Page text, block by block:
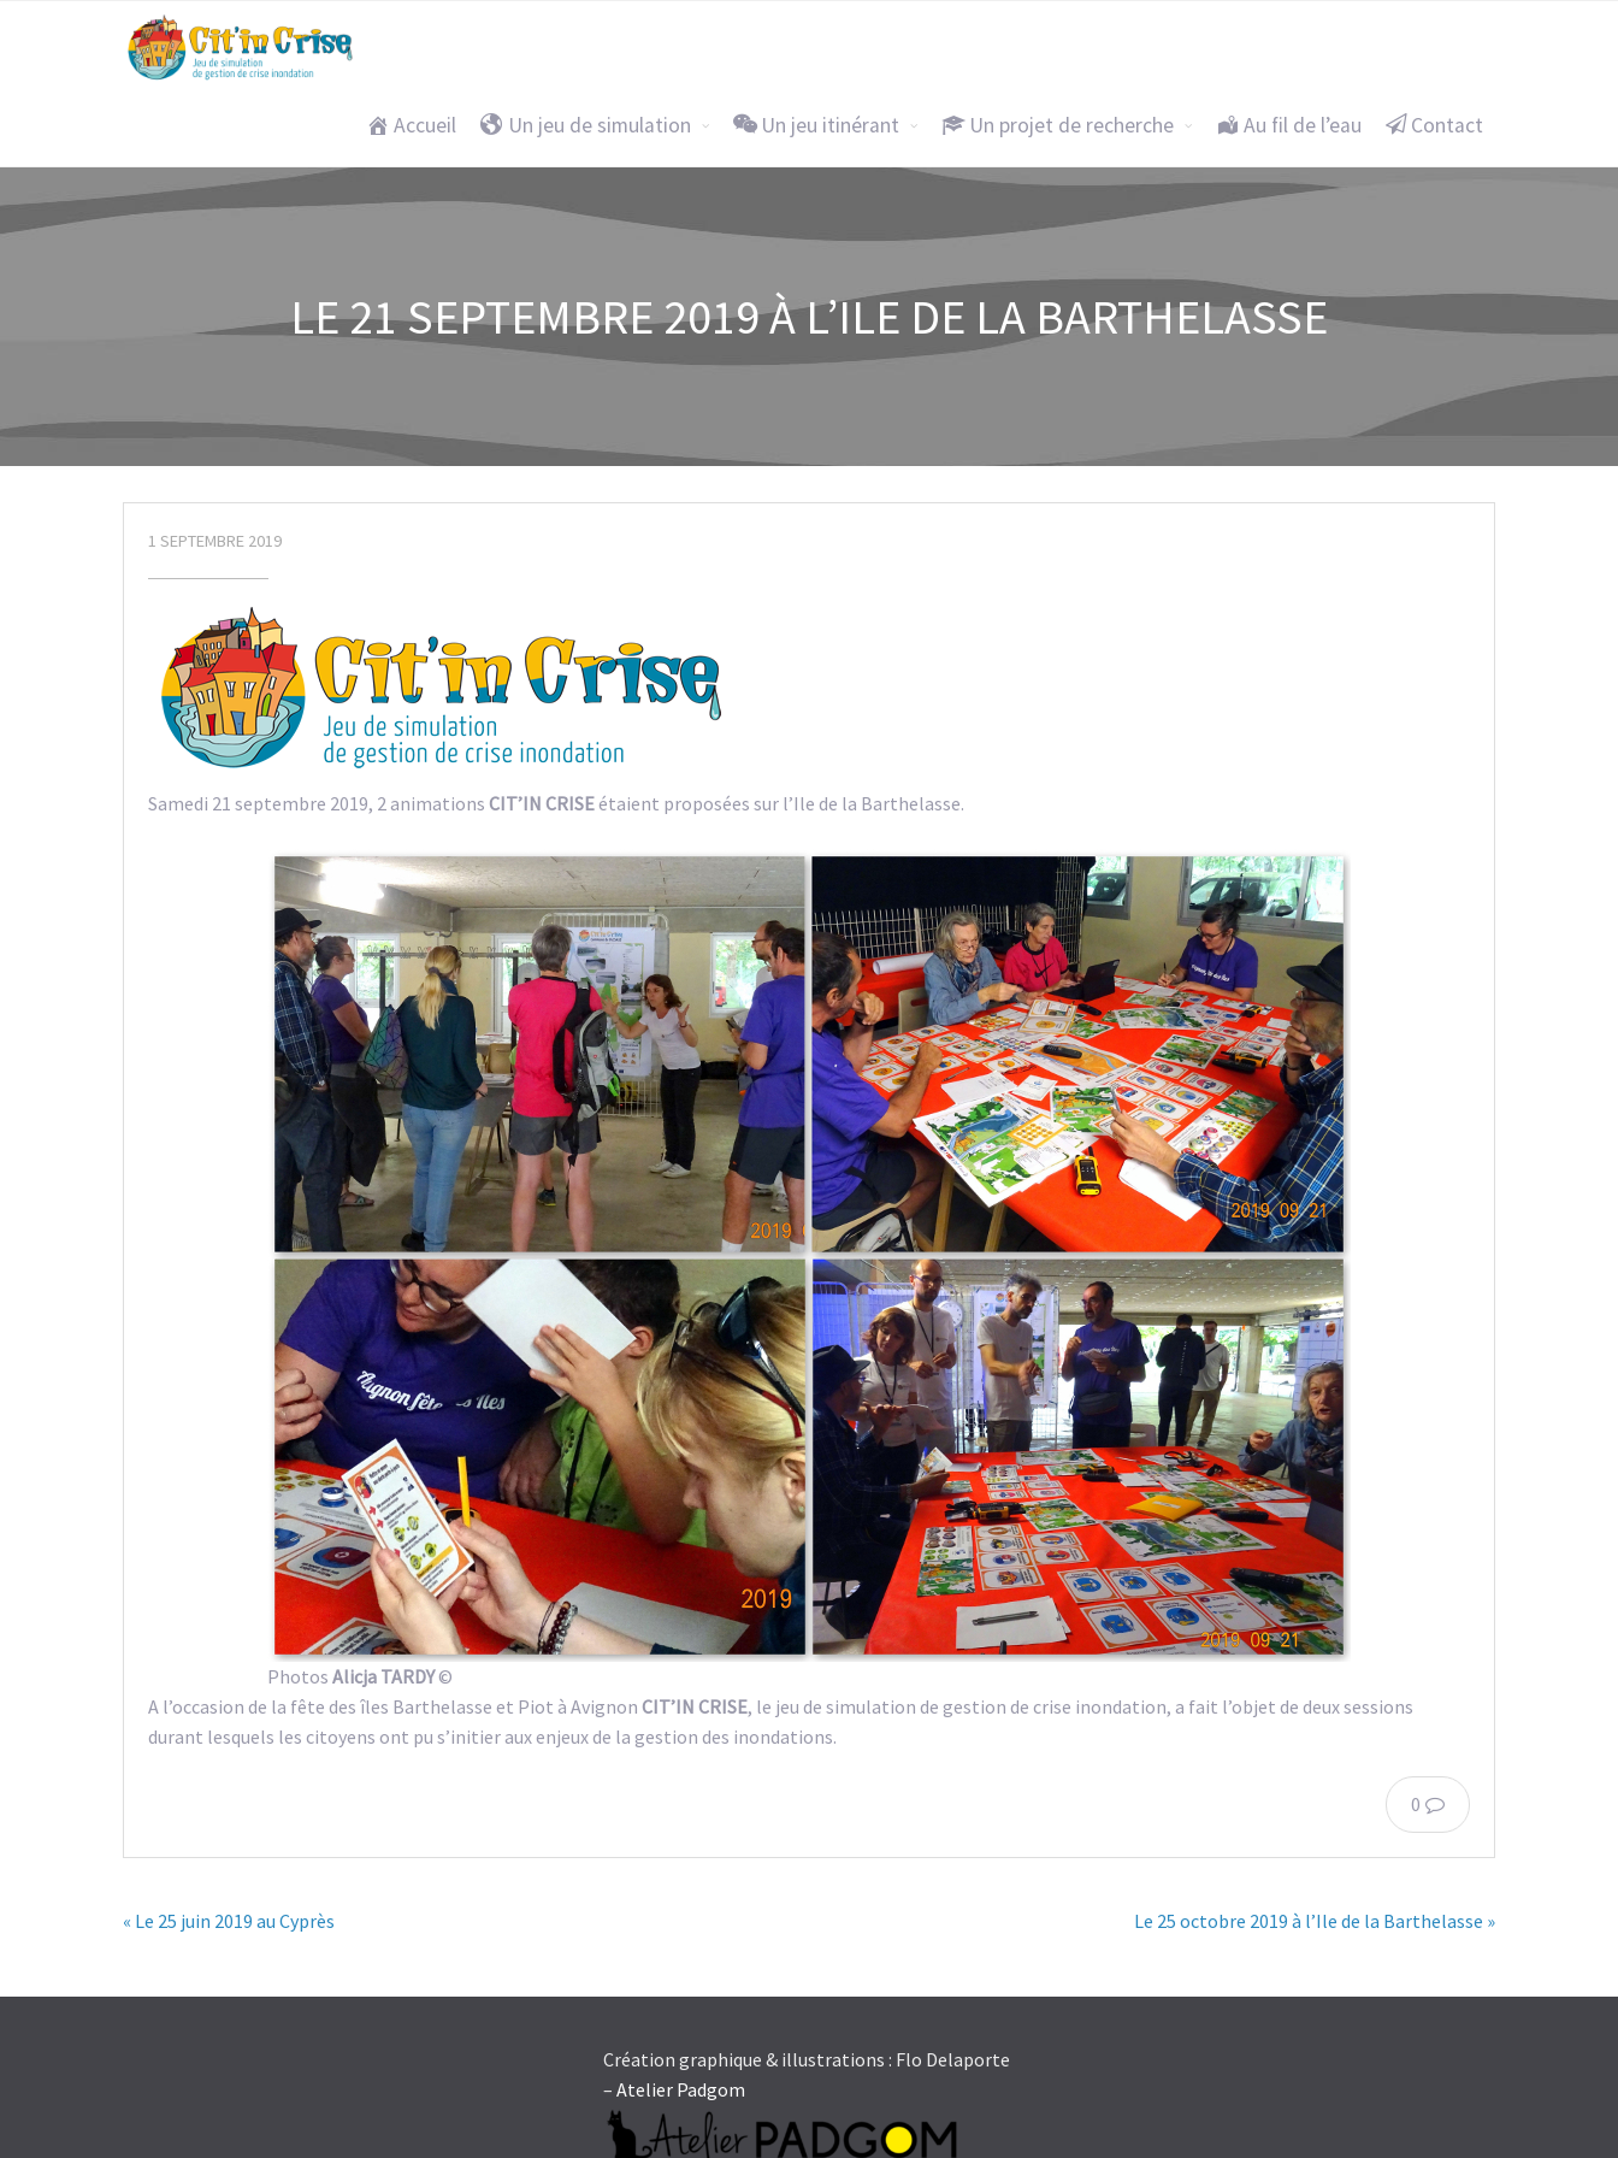
Accueil Un jeu de simulation Un jeu itinérant Un projet de recherche Au fil de l’eau Contact
LE 21 SEPTEMBRE 2019 À L’ILE DE LA BARTHELASSE
1 SEPTEMBRE 2019
Samedi 21 septembre 2019, 2 animations CIT’IN CRISE étaient proposées sur l’Ile de la Barthelasse.
Photos Alicja TARDY©
A l’occasion de la fête des îles Barthelasse et Piot à Avignon CIT’IN CRISE, le jeu de simulation de gestion de crise inondation, a fait l’objet de deux sessions
durant lesquels les citoyens ont pu s’initier aux enjeux de la gestion des inondations.
0
« Le 25 juin 2019 au Cyprès Le 25 octobre 2019 à l’Ile de la Barthelasse »
Création graphique & illustrations : Flo Delaporte
– Atelier Padgom